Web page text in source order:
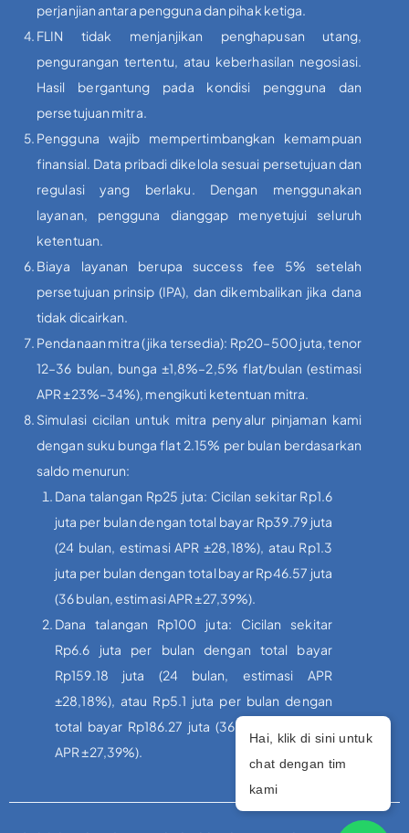
perjanjian antara pengguna dan pihak ketiga.
FLIN tidak menjanjikan penghapusan utang,
pengurangan tertentu, atau keberhasilan negosiasi.
Hasil bergantung pada kondisi pengguna dan
persetujuan mitra.
Pengguna wajib mempertimbangkan kemampuan
finansial. Data pribadi dikelola sesuai persetujuan dan
regulasi yang berlaku. Dengan menggunakan
layanan, pengguna dianggap menyetujui seluruh
ketentuan.
Biaya layanan berupa success fee 5% setelah
persetujuan prinsip (IPA), dan dikembalikan jika dana
tidak dicairkan.
Pendanaan mitra (jika tersedia): Rp20–500 juta, tenor
12–36 bulan, bunga ±1,8%–2,5% flat/bulan (estimasi
APR ±23%–34%), mengikuti ketentuan mitra.
Simulasi cicilan untuk mitra penyalur pinjaman kami
dengan suku bunga flat 2.15% per bulan berdasarkan
saldo menurun:
Dana talangan Rp25 juta: Cicilan sekitar Rp1.6
juta per bulan dengan total bayar Rp39.79 juta
(24 bulan, estimasi APR ±28,18%), atau Rp1.3
juta per bulan dengan total bayar Rp46.57 juta
(36 bulan, estimasi APR ±27,39%).
Dana talangan Rp100 juta: Cicilan sekitar
Rp6.6 juta per bulan dengan total bayar
Rp159.18 juta (24 bulan, estimasi APR
±28,18%), atau Rp5.1 juta per bulan dengan
total bayar Rp186.27 juta (36 bulan, estimasi
APR ±27,39%).
Hai, klik di sini untuk
chat dengan tim
kami